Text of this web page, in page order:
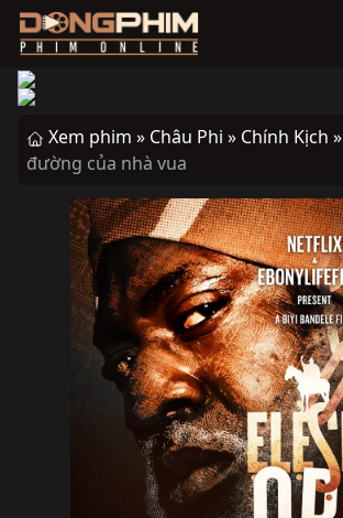
Xem phim » Châu Phi » Chính Kịch »
đường của nhà vua